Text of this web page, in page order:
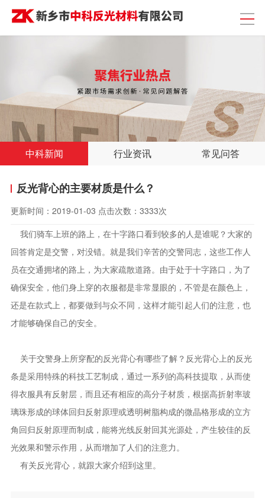
中科新闻 行业资讯 常见问答
反光背心的主要材质是什么？
更新时间： 2019-01-03 点击次数： 3333次
我们骑车上班的路上，在十字路口看到较多的人是谁呢？大家的
回答肯定是交警，对没错。就是我们辛苦的交警同志，这些工作人
员在交通拥堵的路上，为大家疏散道路。由于处于十字路口，为了
确保安全，他们身上穿的衣服都是非常显眼的，不管是在颜色上，
还是在款式上，都要做到与众不同，这样才能引起人们的注意，也
才能够确保自己的安全。
关于交警身上所穿配的反光背心有哪些了解？反光背心上的反光
条是采用特殊的科技工艺制成，通过一系列的高科技提取，从而使
得衣服具有反射层，而且还有相应的高分子材质，根据高折射率玻
璃珠形成的球体回归反射原理或透明树脂构成的微晶格形成的立方
角回归反射原理而制成，能将光线反射回其光源处，产生较佳的反
光效果和警示作用，从而增加了人们的注意力。
有关反光背心，就跟大家介绍到这里。